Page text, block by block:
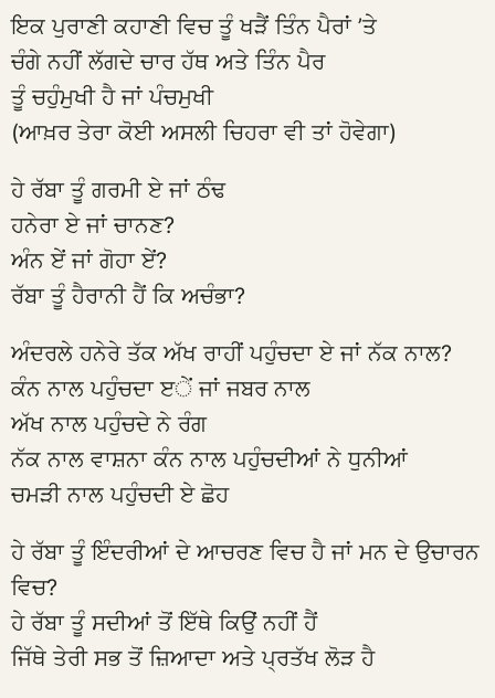
ਇਕ ਪੁਰਾਣੀ ਕਹਾਣੀ ਵਿਚ ਤੂੰ ਖੜੈਂ ਤਿੰਨ ਪੈਰਾਂ ’ਤੇ
ਚੰਗੇ ਨਹੀਂ ਲੱਗਦੇ ਚਾਰ ਹੱਥ ਅਤੇ ਤਿੰਨ ਪੈਰ
ਤੂੰ ਚਹੁੰਮੁਖੀ ਹੈ ਜਾਂ ਪੰਚਮੁਖੀ
(ਆਖ਼ਰ ਤੇਰਾ ਕੋਈ ਅਸਲੀ ਚਿਹਰਾ ਵੀ ਤਾਂ ਹੋਵੇਗਾ)
ਹੇ ਰੱਬਾ ਤੂੰ ਗਰਮੀ ਏ ਜਾਂ ਠੰਢ
ਹਨੇਰਾ ਏ ਜਾਂ ਚਾਨਣ?
ਅੰਨ ਏਂ ਜਾਂ ਗੋਹਾ ਏਂ?
ਰੱਬਾ ਤੂੰ ਹੈਰਾਨੀ ਹੈਂ ਕਿ ਅਚੰਭਾ?
ਅੰਦਰਲੇ ਹਨੇਰੇ ਤੱਕ ਅੱਖ ਰਾਹੀਂ ਪਹੁੰਚਦਾ ਏ ਜਾਂ ਨੱਕ ਨਾਲ?
ਕੰਨ ਨਾਲ ਪਹੁੰਚਦਾ ੲੇਂ ਜਾਂ ਜਬਰ ਨਾਲ
ਅੱਖ ਨਾਲ ਪਹੁੰਚਦੇ ਨੇ ਰੰਗ
ਨੱਕ ਨਾਲ ਵਾਸ਼ਨਾ ਕੰਨ ਨਾਲ ਪਹੁੰਚਦੀਆਂ ਨੇ ਧੁਨੀਆਂ
ਚਮੜੀ ਨਾਲ ਪਹੁੰਚਦੀ ਏ ਛੋਹ
ਹੇ ਰੱਬਾ ਤੂੰ ਇੰਦਰੀਆਂ ਦੇ ਆਚਰਣ ਵਿਚ ਹੈ ਜਾਂ ਮਨ ਦੇ ਉਚਾਰਨ
ਵਿਚ?
ਹੇ ਰੱਬਾ ਤੂੰ ਸਦੀਆਂ ਤੋਂ ਇੱਥੇ ਕਿਉਂ ਨਹੀਂ ਹੈਂ
ਜਿੱਥੇ ਤੇਰੀ ਸਭ ਤੋਂ ਜ਼ਿਆਦਾ ਅਤੇ ਪ੍ਰਤੱਖ ਲੋੜ ਹੈ